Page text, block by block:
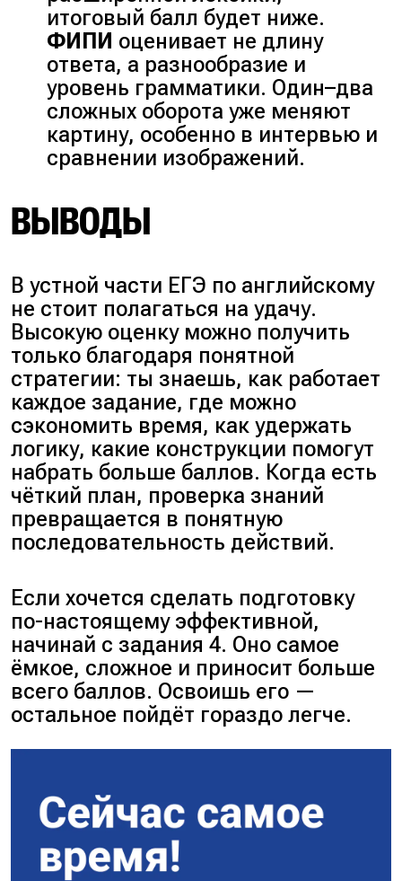
итоговый балл будет ниже.
ФИПИ оценивает не длину
ответа, а разнообразие и
уровень грамматики. Один–два
сложных оборота уже меняют
картину, особенно в интервью и
сравнении изображений.
ВЫВОДЫ
В устной части ЕГЭ по английскому
не стоит полагаться на удачу.
Высокую оценку можно получить
только благодаря понятной
стратегии: ты знаешь, как работает
каждое задание, где можно
сэкономить время, как удержать
логику, какие конструкции помогут
набрать больше баллов. Когда есть
чёткий план, проверка знаний
превращается в понятную
последовательность действий.
Если хочется сделать подготовку
по-настоящему эффективной,
начинай с задания 4. Оно самое
ёмкое, сложное и приносит больше
всего баллов. Освоишь его —
остальное пойдёт гораздо легче.